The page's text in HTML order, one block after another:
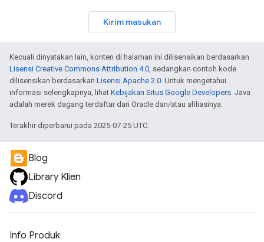
Kirim masukan
Kecuali dinyatakan lain, konten di halaman ini dilisensikan berdasarkan
Lisensi Creative Commons Attribution 4.0, sedangkan contoh kode
dilisensikan berdasarkan Lisensi Apache 2.0. Untuk mengetahui
informasi selengkapnya, lihat Kebijakan Situs Google Developers. Java
adalah merek dagang terdaftar dari Oracle dan/atau afiliasinya.
Terakhir diperbarui pada 2025-07-25 UTC.
Blog
Library Klien
Discord
Info Produk